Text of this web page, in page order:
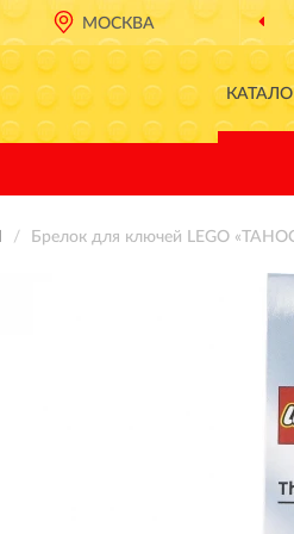
МОСКВА
LEGO В РОССИИ
Брелок для ключей LEGO